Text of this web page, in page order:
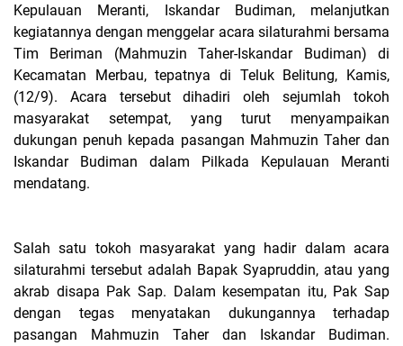
Kepulauan Meranti, Iskandar Budiman, melanjutkan
kegiatannya dengan menggelar acara silaturahmi bersama
Tim Beriman (Mahmuzin Taher-Iskandar Budiman) di
Kecamatan Merbau, tepatnya di Teluk Belitung, Kamis,
(12/9). Acara tersebut dihadiri oleh sejumlah tokoh
masyarakat setempat, yang turut menyampaikan
dukungan penuh kepada pasangan Mahmuzin Taher dan
Iskandar Budiman dalam Pilkada Kepulauan Meranti
mendatang.
Salah satu tokoh masyarakat yang hadir dalam acara
silaturahmi tersebut adalah Bapak Syapruddin, atau yang
akrab disapa Pak Sap. Dalam kesempatan itu, Pak Sap
dengan tegas menyatakan dukungannya terhadap
pasangan Mahmuzin Taher dan Iskandar Budiman.